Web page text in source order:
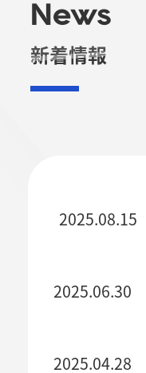
News
新着情報
2025.08.15
2025.06.30
2025.04.28